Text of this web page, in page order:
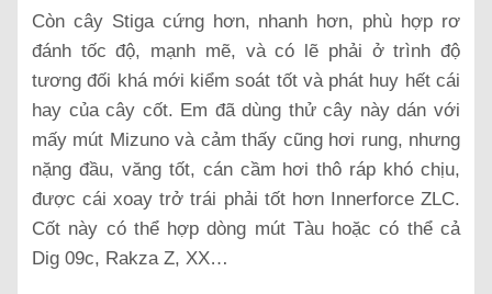
Còn cây Stiga cứng hơn, nhanh hơn, phù hợp rơ
đánh tốc độ, mạnh mẽ, và có lẽ phải ở trình độ
tương đối khá mới kiểm soát tốt và phát huy hết cái
hay của cây cốt. Em đã dùng thử cây này dán với
mấy mút Mizuno và cảm thấy cũng hơi rung, nhưng
nặng đầu, văng tốt, cán cầm hơi thô ráp khó chịu,
được cái xoay trở trái phải tốt hơn Innerforce ZLC.
Cốt này có thể hợp dòng mút Tàu hoặc có thể cả
Dig 09c, Rakza Z, XX…